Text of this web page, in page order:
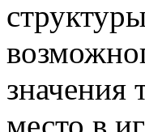
значения